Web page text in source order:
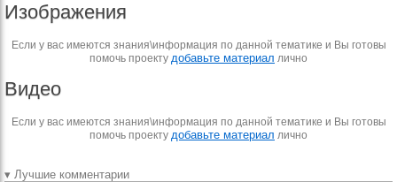
Изображения
Если у вас имеются знания\информация по данной тематике и Вы готовы
помочь проекту добавьте материал лично
Видео
Если у вас имеются знания\информация по данной тематике и Вы готовы
помочь проекту добавьте материал лично
▾ Лучшие комментарии